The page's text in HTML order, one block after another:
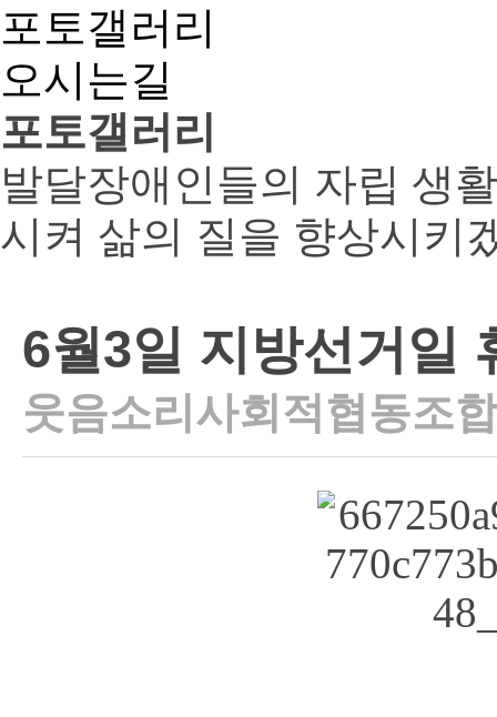
포토갤러리
오시는길
포토갤러리
발달장애인들의 자립 생
시켜 삶의 질을 향상시키
6월3일 지방선거일
웃음소리사회적협동조합